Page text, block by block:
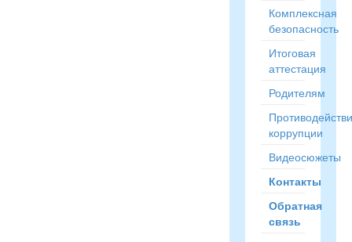
Комплексная
безопасность
Итоговая
аттестация
Родителям
коррупции
Видеосюжеты
Контакты
Обратная
связь